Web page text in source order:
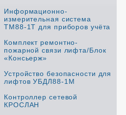
Информационно-
измерительная система
ТМ88-1Т для приборов учёта
Комплект ремонтно-
пожарной связи лифта/Блок
«Консьерж»
Устройство безопасности для
лифтов УБДЛ88-1М
Контроллер сетевой
КРОСЛАН